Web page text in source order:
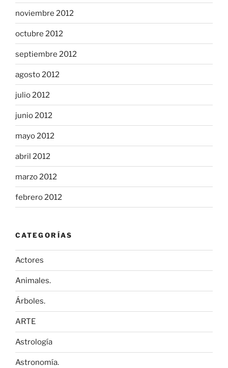
noviembre 2012
octubre 2012
septiembre 2012
agosto 2012
julio 2012
junio 2012
mayo 2012
abril 2012
marzo 2012
febrero 2012
CATEGORÍAS
Actores
Animales.
Árboles.
ARTE
Astrología
Astronomía.